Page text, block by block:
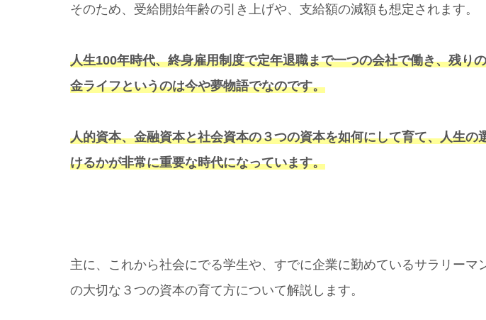
そのため、受給開始年齢の引き上げや、支給額の減額も想定されます。
人生100年時代、終身雇用制度で定年退職まで一つの会社で働き、残り
金ライフというのは今や夢物語でなのです。
人的資本、金融資本と社会資本の３つの資本を如何にして育て、人生の
けるかが非常に重要な時代になっています。
主に、これから社会にでる学生や、すでに企業に勤めているサラリーマ
の大切な３つの資本の育て方について解説します。